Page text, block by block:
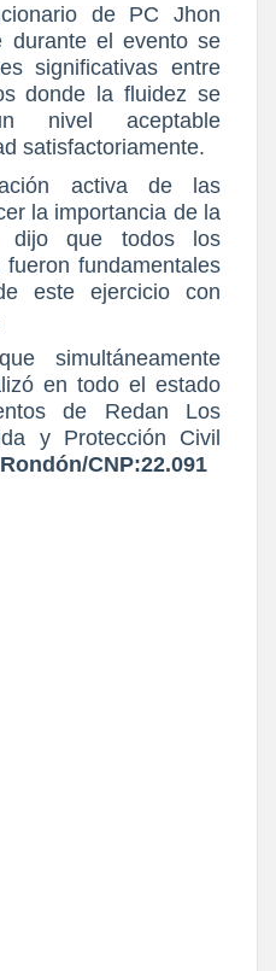
de PC Jhon
durante el evento se
significativas entre
donde la fluidez se
nivel aceptable
satisfactoriamente.
activa de las
la importancia de la
dijo que todos los
fundamentales
este ejercicio con
simultáneamente
en todo el estado
de Redan Los
y Protección Civil
CNP:22.091